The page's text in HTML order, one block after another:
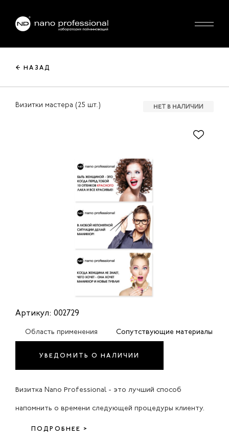
← НАЗАД
Визитки мастера (25 шт.) НЕТ В НАЛИЧИИ
Артикул: 002729
Область применения Сопутствующие материалы
УВЕДОМИТЬ О НАЛИЧИИ
Визитка Nano Professional - это лучший способ
напомнить о времени следующей процедуры клиенту.
ПОДРОБНЕЕ >